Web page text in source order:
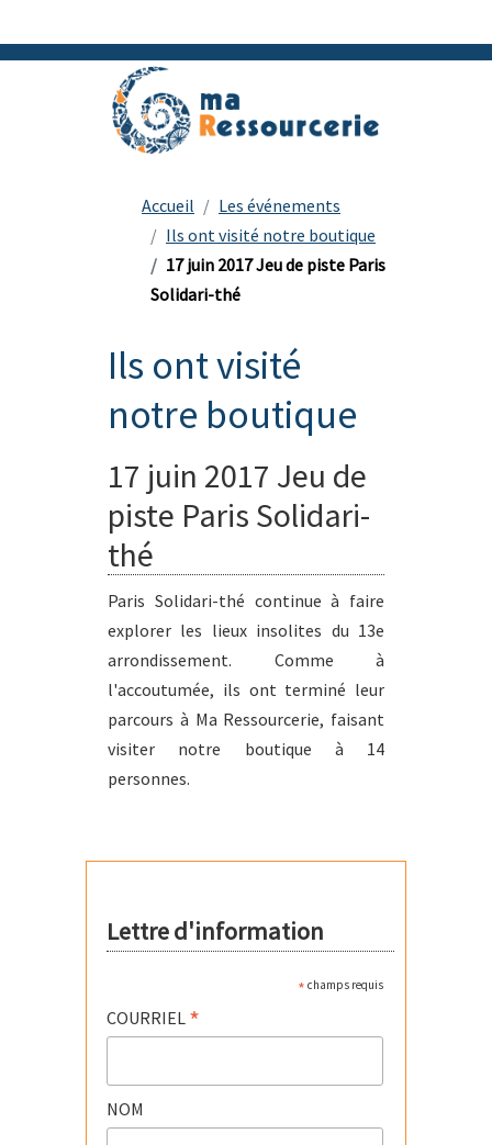
Accueil
Les événements
Ils ont visité notre boutique
17 juin 2017 Jeu de piste Paris
Solidari-thé
Ils ont visité
notre boutique
17 juin 2017 Jeu de
piste Paris Solidari-
thé
Paris Solidari-thé continue à faire
explorer les lieux insolites du 13e
arrondissement. Comme à
l'accoutumée, ils ont terminé leur
parcours à Ma Ressourcerie, faisant
visiter notre boutique à 14
personnes.
Lettre d'information
* champs requis
COURRIEL *
NOM